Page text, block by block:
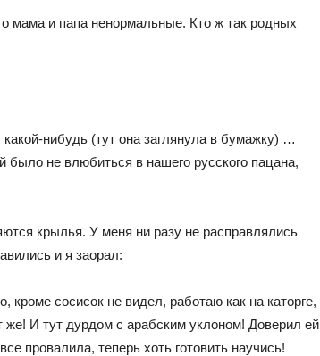
и папа ненормальные. Кто ж так родных
нибудь (тут она заглянула в бумажку) …
не влюбиться в нашего русского пацана,
крылья. У меня ни разу не расправлялись
и я заорал:
сосисок не видел, работаю как на каторге,
же! И тут дурдом с арабским уклоном! Доверил ей
провалила, теперь хоть готовить научись!